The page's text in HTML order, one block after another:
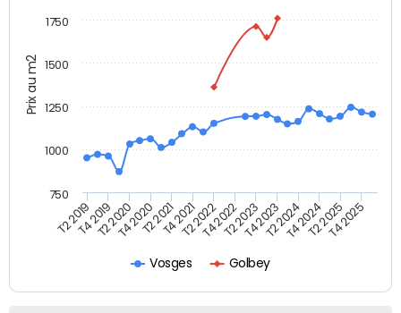
Prix au m2
Vosges Golbey
T2 2019T4 2019T2 2020T4 2020T2 2021T4 2021T2 2022T4 2022T2 2023T4 2023T2 2024T4 2024T2 2025T4 2025
750
1000
1250
1500
1750